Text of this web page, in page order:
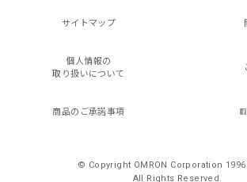
サイトマップ
個人情報の
取り扱いについて
商品のご承諾事項
© Copyright OMRON Corporation 1996
All Rights Reserved.